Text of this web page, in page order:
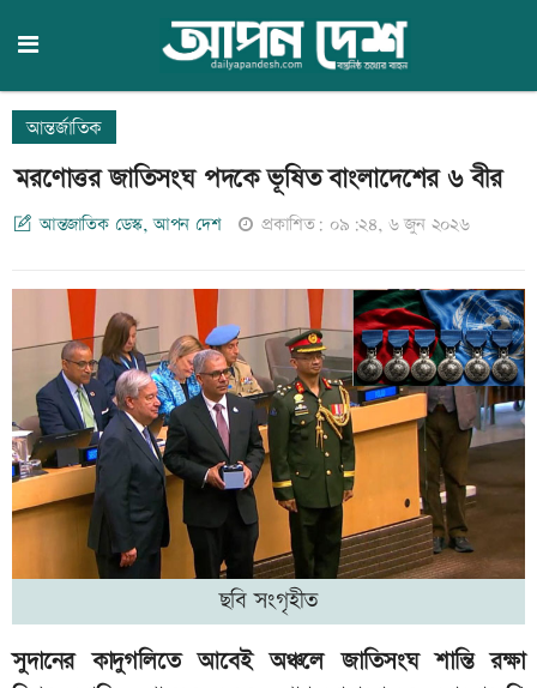
আন্তর্জাতিক
মরণোত্তর জাতিসংঘ পদকে ভূষিত বাংলাদেশের ৬ বীর
আন্তজাতিক ডেস্ক, আপন দেশ প্রকাশিত: ০৯:২৪, ৬ জুন ২০২৬
ছবি সংগৃহীত
সুদানের কাদুগলিতে আবেই অঞ্চলে জাতিসংঘ শান্তি রক্ষা